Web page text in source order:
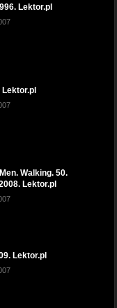
Lektor.pl
Lektor.pl
Walking. 50.
Lektor.pl
Lektor.pl